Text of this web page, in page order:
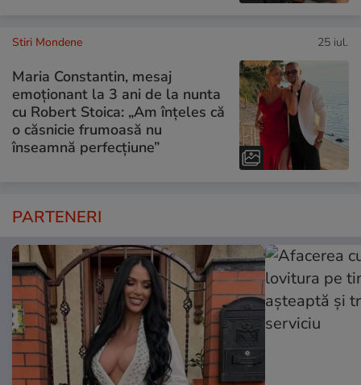
Stiri Mondene 25 iul.
Maria Constantin, mesaj
emoționant la 3 ani de la nunta
cu Robert Stoica: „Am înțeles că
o căsnicie frumoasă nu
înseamnă perfecțiune”
PARTENERI